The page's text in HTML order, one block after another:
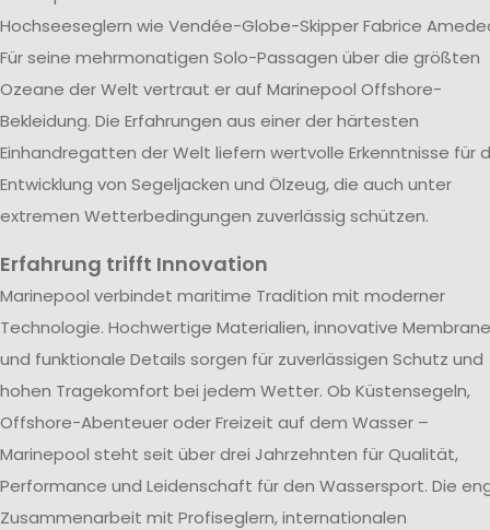
Hochseeseglern wie Vendée-Globe-Skipper Fabrice
Für seine mehrmonatigen Solo-Passagen über die größten
Ozeane der Welt vertraut er auf Marinepool Offshore-
Bekleidung. Die Erfahrungen aus einer der härtesten
Einhandregatten der Welt liefern wertvolle Erkenntnisse für
Entwicklung von Segeljacken und Ölzeug, die auch unter
extremen Wetterbedingungen zuverlässig schützen.
Erfahrung trifft Innovation
Marinepool verbindet maritime Tradition mit moderner
Technologie. Hochwertige Materialien, innovative
und funktionale Details sorgen für zuverlässigen Schutz und
hohen Tragekomfort bei jedem Wetter. Ob Küstensegeln,
Offshore-Abenteuer oder Freizeit auf dem Wasser –
Marinepool steht seit über drei Jahrzehnten für Qualität,
Performance und Leidenschaft für den Wassersport. Die
Zusammenarbeit mit Profiseglern, internationalen